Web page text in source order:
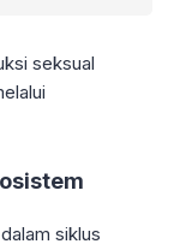
seksual
siklus